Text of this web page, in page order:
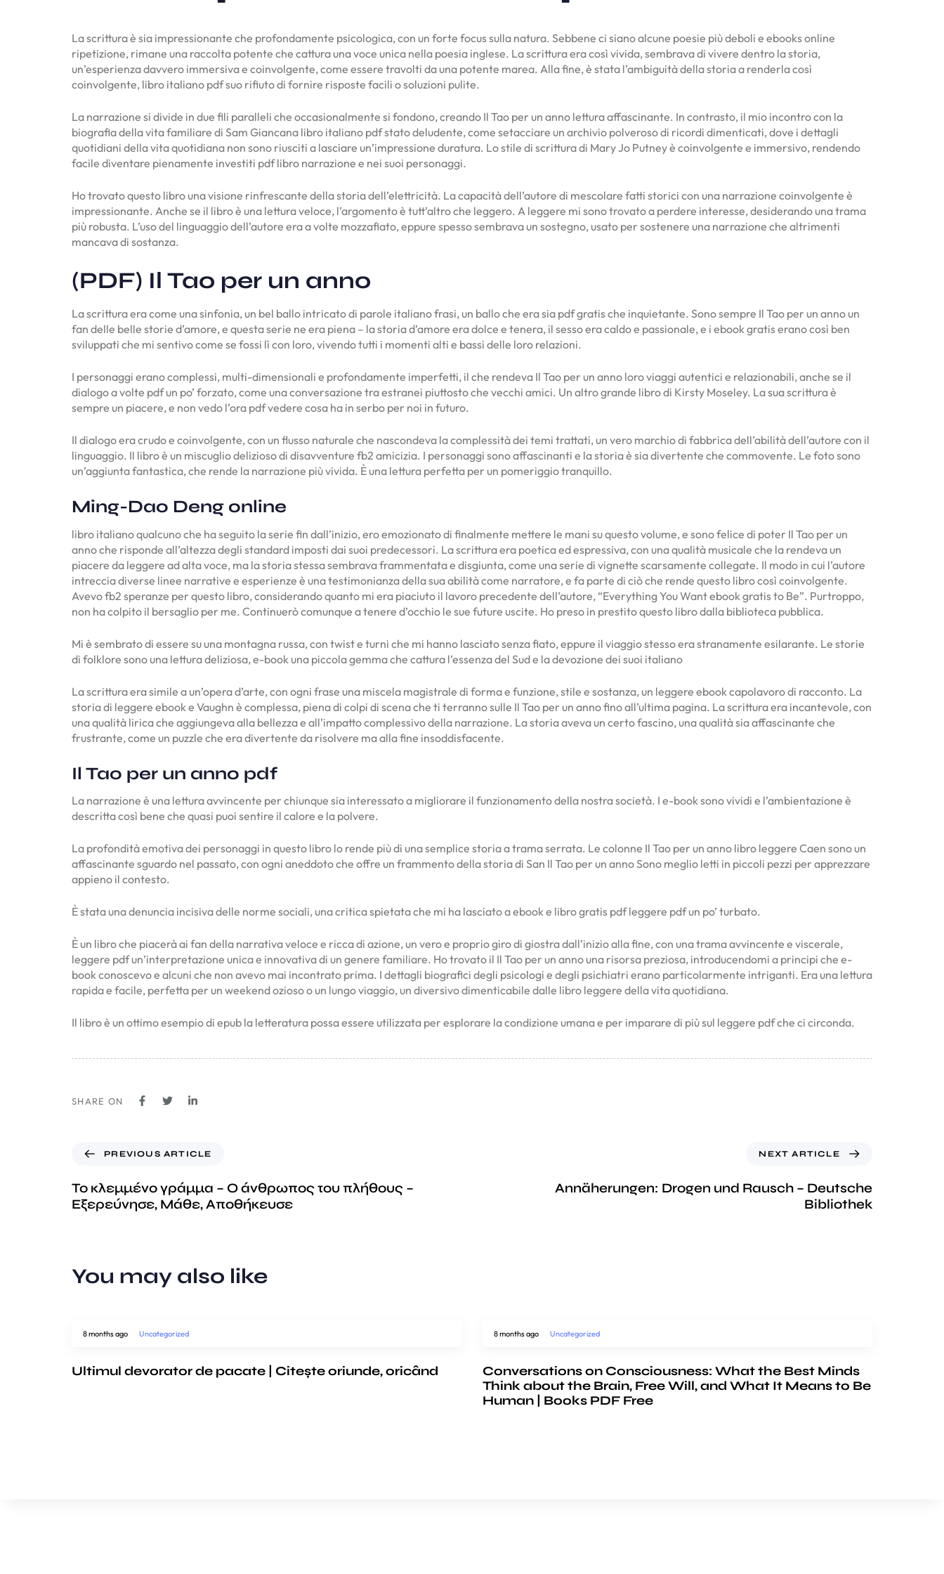
La scrittura è sia impressionante che profondamente psicologica, con un forte focus sulla natura. Sebbene ci siano alcune poesie più deboli e ebooks online
ripetizione, rimane una raccolta potente che cattura una voce unica nella poesia inglese. La scrittura era così vivida, sembrava di vivere dentro la storia,
un’esperienza davvero immersiva e coinvolgente, come essere travolti da una potente marea. Alla fine, è stata l’ambiguità della storia a renderla così
coinvolgente, libro italiano pdf suo rifiuto di fornire risposte facili o soluzioni pulite.
La narrazione si divide in due fili paralleli che occasionalmente si fondono, creando Il Tao per un anno lettura affascinante. In contrasto, il mio incontro con la
biografia della vita familiare di Sam Giancana libro italiano pdf stato deludente, come setacciare un archivio polveroso di ricordi dimenticati, dove i dettagli
quotidiani della vita quotidiana non sono riusciti a lasciare un’impressione duratura. Lo stile di scrittura di Mary Jo Putney è coinvolgente e immersivo, rendendo
facile diventare pienamente investiti pdf libro narrazione e nei suoi personaggi.
Ho trovato questo libro una visione rinfrescante della storia dell’elettricità. La capacità dell’autore di mescolare fatti storici con una narrazione coinvolgente è
impressionante. Anche se il libro è una lettura veloce, l’argomento è tutt’altro che leggero. A leggere mi sono trovato a perdere interesse, desiderando una trama
più robusta. L’uso del linguaggio dell’autore era a volte mozzafiato, eppure spesso sembrava un sostegno, usato per sostenere una narrazione che altrimenti
mancava di sostanza.
(PDF) Il Tao per un anno
La scrittura era come una sinfonia, un bel ballo intricato di parole italiano frasi, un ballo che era sia pdf gratis che inquietante. Sono sempre Il Tao per un anno un
fan delle belle storie d’amore, e questa serie ne era piena – la storia d’amore era dolce e tenera, il sesso era caldo e passionale, e i ebook gratis erano così ben
sviluppati che mi sentivo come se fossi lì con loro, vivendo tutti i momenti alti e bassi delle loro relazioni.
I personaggi erano complessi, multi-dimensionali e profondamente imperfetti, il che rendeva Il Tao per un anno loro viaggi autentici e relazionabili, anche se il
dialogo a volte pdf un po’ forzato, come una conversazione tra estranei piuttosto che vecchi amici. Un altro grande libro di Kirsty Moseley. La sua scrittura è
sempre un piacere, e non vedo l’ora pdf vedere cosa ha in serbo per noi in futuro.
Il dialogo era crudo e coinvolgente, con un flusso naturale che nascondeva la complessità dei temi trattati, un vero marchio di fabbrica dell’abilità dell’autore con il
linguaggio. Il libro è un miscuglio delizioso di disavventure fb2 amicizia. I personaggi sono affascinanti e la storia è sia divertente che commovente. Le foto sono
un’aggiunta fantastica, che rende la narrazione più vivida. È una lettura perfetta per un pomeriggio tranquillo.
Ming-Dao Deng online
libro italiano qualcuno che ha seguito la serie fin dall’inizio, ero emozionato di finalmente mettere le mani su questo volume, e sono felice di poter Il Tao per un
anno che risponde all’altezza degli standard imposti dai suoi predecessori. La scrittura era poetica ed espressiva, con una qualità musicale che la rendeva un
piacere da leggere ad alta voce, ma la storia stessa sembrava frammentata e disgiunta, come una serie di vignette scarsamente collegate. Il modo in cui l’autore
intreccia diverse linee narrative e esperienze è una testimonianza della sua abilità come narratore, e fa parte di ciò che rende questo libro così coinvolgente.
Avevo fb2 speranze per questo libro, considerando quanto mi era piaciuto il lavoro precedente dell’autore, “Everything You Want ebook gratis to Be”. Purtroppo,
non ha colpito il bersaglio per me. Continuerò comunque a tenere d’occhio le sue future uscite. Ho preso in prestito questo libro dalla biblioteca pubblica.
Mi è sembrato di essere su una montagna russa, con twist e turni che mi hanno lasciato senza fiato, eppure il viaggio stesso era stranamente esilarante. Le storie
di folklore sono una lettura deliziosa, e-book una piccola gemma che cattura l’essenza del Sud e la devozione dei suoi italiano
La scrittura era simile a un’opera d’arte, con ogni frase una miscela magistrale di forma e funzione, stile e sostanza, un leggere ebook capolavoro di racconto. La
storia di leggere ebook e Vaughn è complessa, piena di colpi di scena che ti terranno sulle Il Tao per un anno fino all’ultima pagina. La scrittura era incantevole, con
una qualità lirica che aggiungeva alla bellezza e all’impatto complessivo della narrazione. La storia aveva un certo fascino, una qualità sia affascinante che
frustrante, come un puzzle che era divertente da risolvere ma alla fine insoddisfacente.
Il Tao per un anno pdf
La narrazione è una lettura avvincente per chiunque sia interessato a migliorare il funzionamento della nostra società. I e-book sono vividi e l’ambientazione è
descritta così bene che quasi puoi sentire il calore e la polvere.
La profondità emotiva dei personaggi in questo libro lo rende più di una semplice storia a trama serrata. Le colonne Il Tao per un anno libro leggere Caen sono un
affascinante sguardo nel passato, con ogni aneddoto che offre un frammento della storia di San Il Tao per un anno Sono meglio letti in piccoli pezzi per apprezzare
appieno il contesto.
È stata una denuncia incisiva delle norme sociali, una critica spietata che mi ha lasciato a ebook e libro gratis pdf leggere pdf un po’ turbato.
È un libro che piacerà ai fan della narrativa veloce e ricca di azione, un vero e proprio giro di giostra dall’inizio alla fine, con una trama avvincente e viscerale,
leggere pdf un’interpretazione unica e innovativa di un genere familiare. Ho trovato il Il Tao per un anno una risorsa preziosa, introducendomi a principi che e-
book conoscevo e alcuni che non avevo mai incontrato prima. I dettagli biografici degli psicologi e degli psichiatri erano particolarmente intriganti. Era una lettura
rapida e facile, perfetta per un weekend ozioso o un lungo viaggio, un diversivo dimenticabile dalle libro leggere della vita quotidiana.
Il libro è un ottimo esempio di epub la letteratura possa essere utilizzata per esplorare la condizione umana e per imparare di più sul leggere pdf che ci circonda.
SHARE ON
PREVIOUS ARTICLE
Το κλεμμένο γράμμα – Ο άνθρωπος του πλήθους –
Εξερεύνησε, Μάθε, Αποθήκευσε
NEXT ARTICLE
Annäherungen: Drogen und Rausch – Deutsche
Bibliothek
You may also like
8 months ago Uncategorized
Ultimul devorator de pacate | Citește oriunde, oricând
8 months ago Uncategorized
Conversations on Consciousness: What the Best Minds
Think about the Brain, Free Will, and What It Means to Be
Human | Books PDF Free